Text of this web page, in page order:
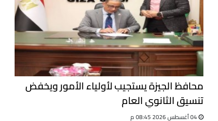
محافظ الجيزة يستجيب لأولياء الأمور ويخفض
تنسيق الثانوي العام